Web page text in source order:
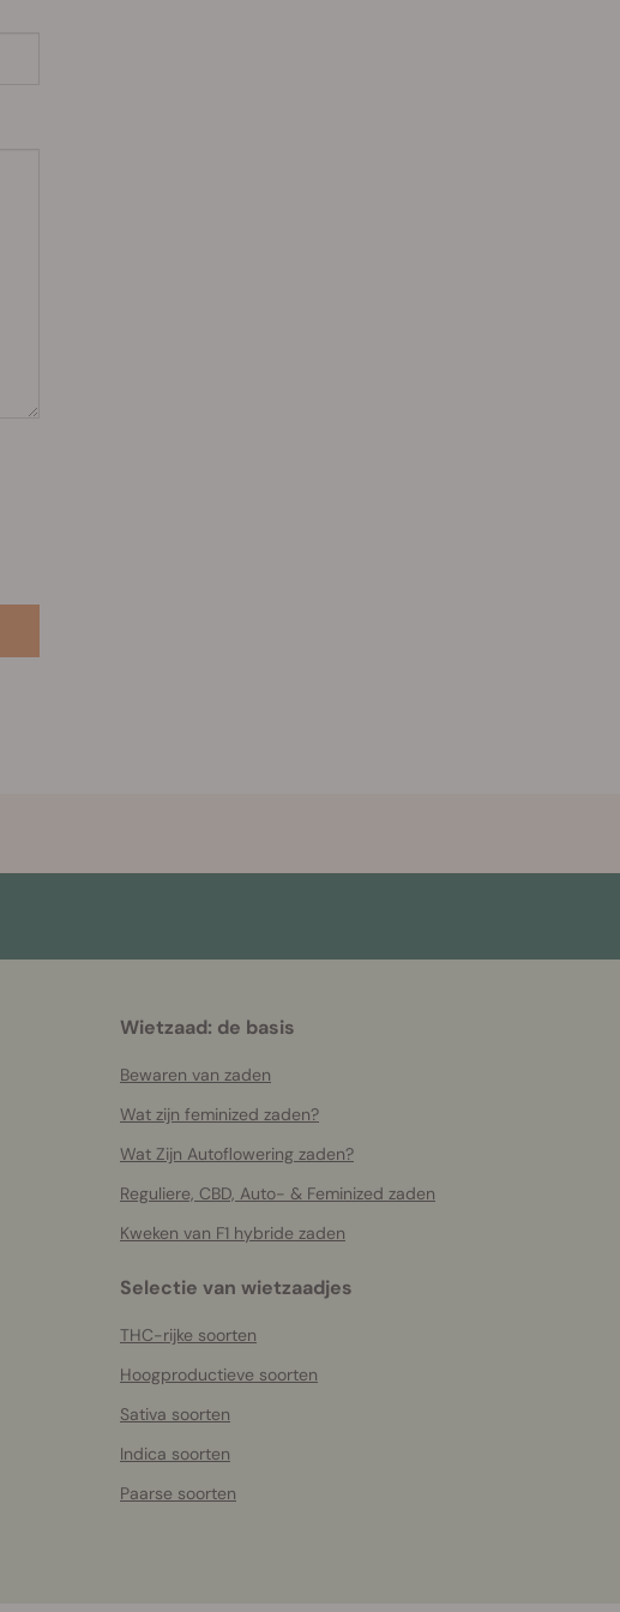
Wietzaad: de basis
Bewaren van zaden
Wat zijn feminized zaden?
Wat Zijn Autoflowering zaden?
Reguliere, CBD, Auto- & Feminized zaden
Kweken van F1 hybride zaden
Selectie van wietzaadjes
THC-rijke soorten
Hoogproductieve soorten
Sativa soorten
Indica soorten
Paarse soorten